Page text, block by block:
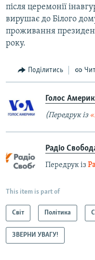
після церемонії
вирушає до Білого
проживання
року.
Поділитись
Голос
(Передрук із
Радіо
Передрук із
This item is part of
Світ Політика
ЗВЕРНИ УВАГУ!